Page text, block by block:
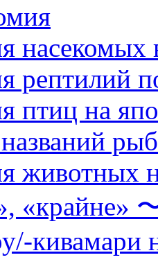
насекомых
рептилий
птиц на
животных
«крайне»
кивамари